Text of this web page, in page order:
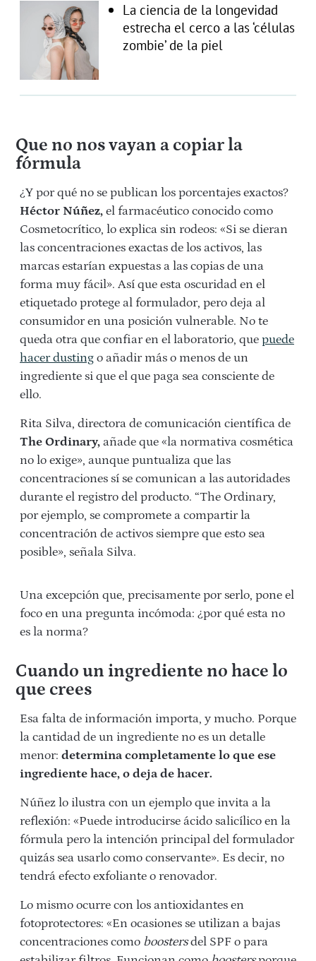
La ciencia de la longevidad
estrecha el cerco a las ‘células
zombie’ de la piel
Que no nos vayan a copiar la
fórmula
¿Y por qué no se publican los porcentajes exactos?
Héctor Núñez, el farmacéutico conocido como
Cosmetocrítico, lo explica sin rodeos: «Si se dieran
las concentraciones exactas de los activos, las
marcas estarían expuestas a las copias de una
forma muy fácil». Así que esta oscuridad en el
etiquetado protege al formulador, pero deja al
consumidor en una posición vulnerable. No te
queda otra que confiar en el laboratorio, que puede
hacer dusting o añadir más o menos de un
ingrediente si que el que paga sea consciente de
ello.
Rita Silva, directora de comunicación científica de
The Ordinary, añade que «la normativa cosmética
no lo exige», aunque puntualiza que las
concentraciones sí se comunican a las autoridades
durante el registro del producto. “The Ordinary,
por ejemplo, se compromete a compartir la
concentración de activos siempre que esto sea
posible», señala Silva.
Una excepción que, precisamente por serlo, pone el
foco en una pregunta incómoda: ¿por qué esta no
es la norma?
Cuando un ingrediente no hace lo
que crees
Esa falta de información importa, y mucho. Porque
la cantidad de un ingrediente no es un detalle
menor: determina completamente lo que ese
ingrediente hace, o deja de hacer.
Núñez lo ilustra con un ejemplo que invita a la
reflexión: «Puede introducirse ácido salicílico en la
fórmula pero la intención principal del formulador
quizás sea usarlo como conservante». Es decir, no
tendrá efecto exfoliante o renovador.
Lo mismo ocurre con los antioxidantes en
fotoprotectores: «En ocasiones se utilizan a bajas
concentraciones como boostersdel SPF o para